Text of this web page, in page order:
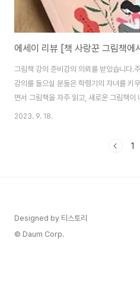
에세이 리뷰 [책 사랑꾼 그림책에
그림책 강의 준비강의 의뢰를 받았습니다.
강의를 들으실 분들은 학령기의 자녀를 키
면서 그림책을 자주 읽고, 새로운 그림책이
책 관련 강의는 처음이었어요. 그림책은 제
있을 땐 (아직도? 여전히?) 책을 먼저 찾는
2023. 9. 18.
1
Designed by 티스토리
© Daum Corp.